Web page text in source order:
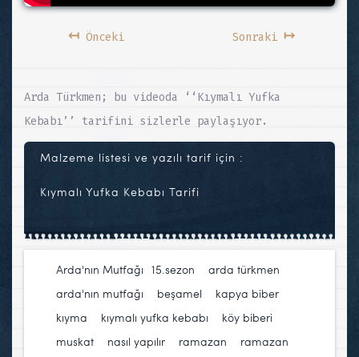
↤Önceki Sonraki ↦
Arda Türkmen; bu videoda ‘‘Kıymalı Yufka
Kebabı’’ tarifini sizlerle paylaşıyor.
Malzeme listesi ve yazılı tarif için :
Kıymalı Yufka Kebabı Tarifi
Arda'nın Mutfağı 15.sezon arda türkmen
arda'nın mutfağı
beşamel kapya biber
kıyma
kıymalı yufka kebabı köy biberi
muskat
nasıl yapılır ramazan
ramazan